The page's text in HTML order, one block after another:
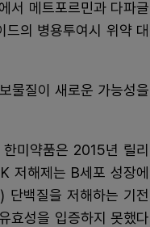
서 메트포르민과 다파글
의 병용투여시 위약 대
물질이 새로운 가능성을
미약품은 2015년 릴리
저해제는 B세포 성장에
백질을 저해하는 기전
효성을 입증하지 못했다